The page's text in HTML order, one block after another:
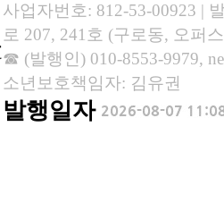
사업자번호: 812-53-00923 |
로 207, 241호 (구로동, 오퍼
☎ (발행인) 010-8553-9979,
소년보호책임자: 김유권
발행일자